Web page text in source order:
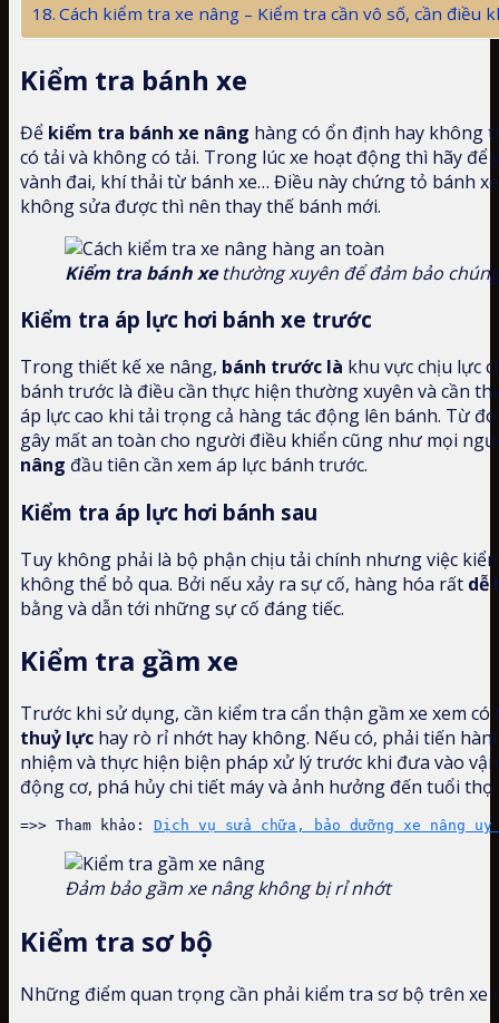
Cách kiểm tra xe nâng – Kiểm tra cần vô số, cần điều
Kiểm tra bánh xe
Để kiểm tra bánh xe nâng hàng có ổn định hay không
có tải và không có tải. Trong lúc xe hoạt động thì hãy để
vành đai, khí thải từ bánh xe… Điều này chứng tỏ bánh
không sửa được thì nên thay thế bánh mới.
Kiểm tra bánh xethường xuyên để đảm bảo
Kiểm tra áp lực hơi bánh xe trước
Trong thiết kế xe nâng, bánh trước là khu vực chịu lực
bánh trước là điều cần thực hiện thường xuyên và cần
áp lực cao khi tải trọng cả hàng tác động lên bánh. Từ
gây mất an toàn cho người điều khiển cũng như mọi
nâng đầu tiên cần xem áp lực bánh trước.
Kiểm tra áp lực hơi bánh sau
Tuy không phải là bộ phận chịu tải chính nhưng việc
không thể bỏ qua. Bởi nếu xảy ra sự cố, hàng hóa rất dễ
bằng và dẫn tới những sự cố đáng tiếc.
Kiểm tra gầm xe
Trước khi sử dụng, cần kiểm tra cẩn thận gầm xe xem
thuỷ lực hay rò rỉ nhớt hay không. Nếu có, phải tiến
nhiệm và thực hiện biện pháp xử lý trước khi đưa vào
động cơ, phá hủy chi tiết máy và ảnh hưởng đến tuổi thọ
=>> Tham khảo: Dịch vụ sửa chữa, bảo dưỡng xe nâng
Đảm bảo gầm xe nâng không bị rỉ nhớt
Kiểm tra sơ bộ
Những điểm quan trọng cần phải kiểm tra sơ bộ trên xe